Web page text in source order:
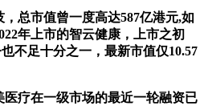
，总市值曾一度高达587亿港元,如
年上市的智云健康，上市之初
不足十分之一，最新市值仅10.57
医疗在一级市场的最近一轮融资已